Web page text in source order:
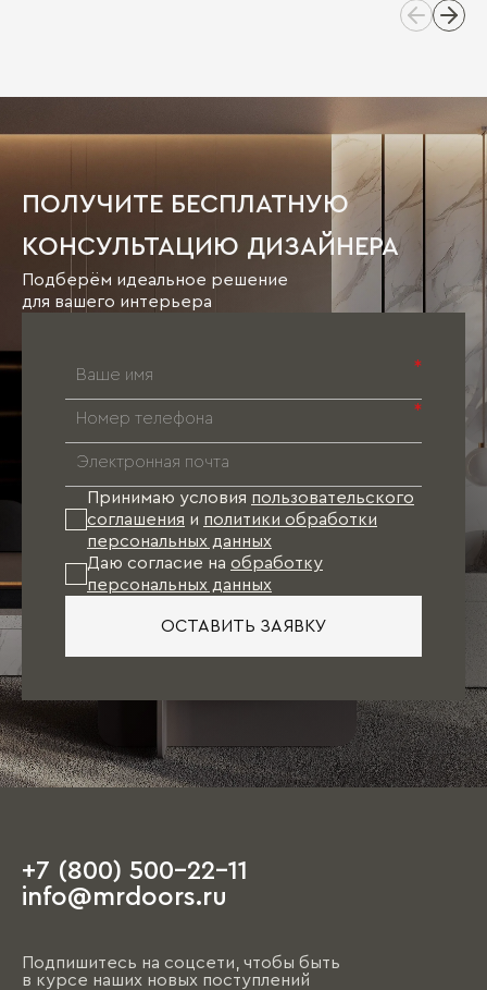
ПОЛУЧИТЕ БЕСПЛАТНУЮ
КОНСУЛЬТАЦИЮ ДИЗАЙНЕРА
Подберём идеальное решение
для вашего интерьера
*
*
Принимаю условия пользовательского
соглашения и политики обработки
персональных данных
Даю согласие на обработку
персональных данных
ОСТАВИТЬ ЗАЯВКУ
+7 (800) 500-22-11
info@mrdoors.ru
Подпишитесь на соцсети, чтобы быть
в курсе наших новых поступлений